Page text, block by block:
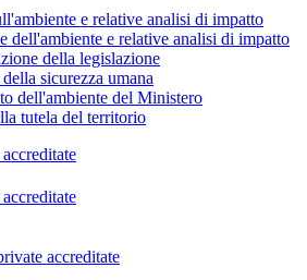
e relative analisi di impatto
dell'ambiente e relative analisi di impatto
della legislazione
sicurezza umana
dell'ambiente del Ministero
tutela del territorio
accreditate